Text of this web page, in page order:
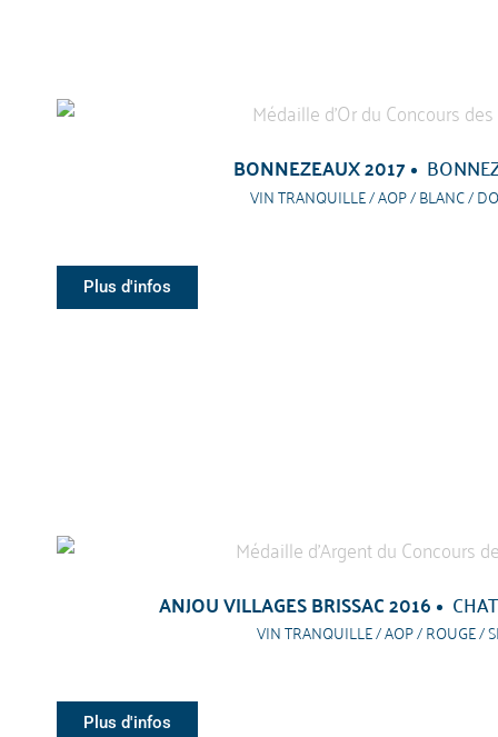
BONNEZEAUX 2017
VIN TRANQUILLE / AOP / BLANC /
Plus d'infos
ANJOU VILLAGES BRISSAC 2016
VIN TRANQUILLE / AOP / ROUGE /
Plus d'infos